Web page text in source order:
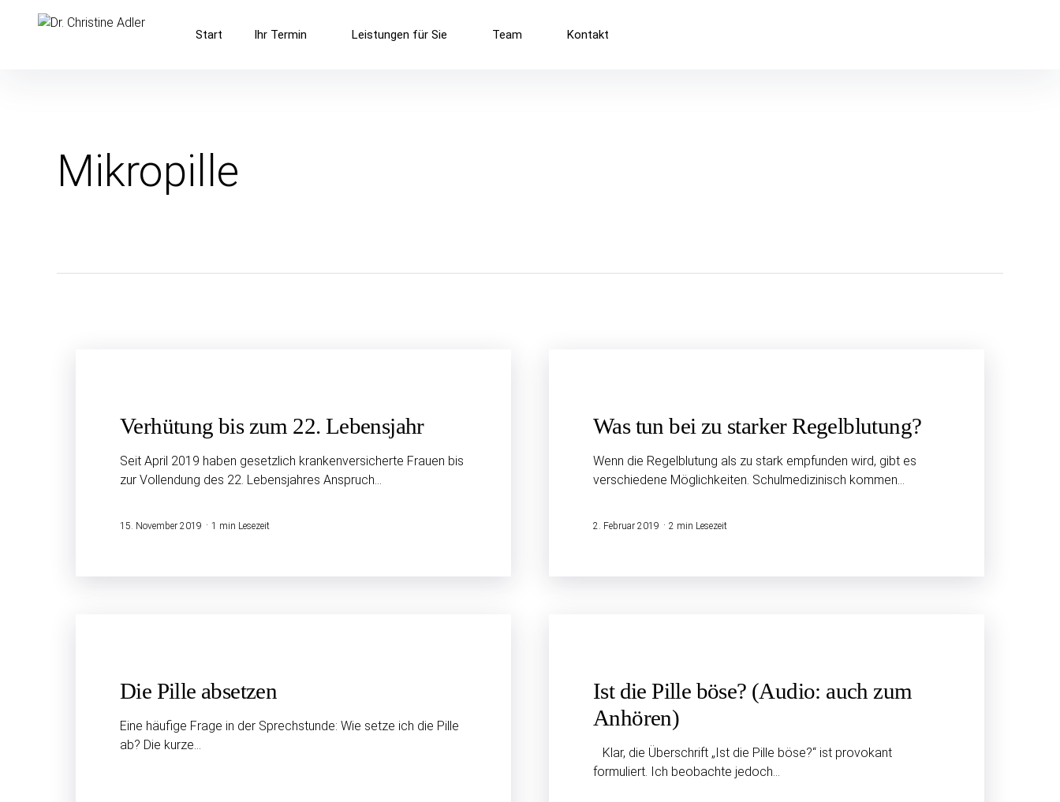
überspringen
Dr. Christine Adler
Frauenarztpraxis in Hamburg-Rahlstedt
Start Ihr Termin Leistungen für Sie Team Kontakt
Mikropille
Verhütung bis zum 22. Lebensjahr
Seit April 2019 haben gesetzlich krankenversicherte Frauen bis
zur Vollendung des 22. Lebensjahres Anspruch…
15. November 2019 1 min Lesezeit
Was tun bei zu starker Regel­blutung?
Wenn die Regelblutung als zu stark empfunden wird, gibt es
verschiedene Möglichkeiten. Schulmedizinisch kommen…
2. Februar 2019 2 min Lesezeit
Die Pille absetzen
Eine häufige Frage in der Sprechstunde: Wie setze ich die Pille
ab? Die kurze…
Ist die Pille böse? (Audio: auch zum
Anhören)
Klar, die Überschrift „Ist die Pille böse?“ ist provokant
formuliert. Ich beobachte jedoch…